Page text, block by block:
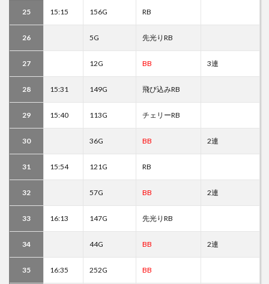
25 15:15 156G RB
26 5G 先光りRB
27 12G BB 3連
28 15:31 149G 飛び込みRB
29 15:40 113G チェリーRB
30 36G BB 2連
31 15:54 121G RB
32 57G BB 2連
33 16:13 147G 先光りRB
34 44G BB 2連
35 16:35 252G BB